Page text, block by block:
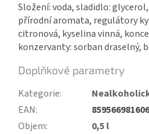
Složení: voda, sladidlo:
přírodní aromata, regulátory
citronová, kyselina vinná,
konzervanty: sorban draselný,
Doplňkové parametry
Kategorie:
EAN:
Objem:
0,5 l